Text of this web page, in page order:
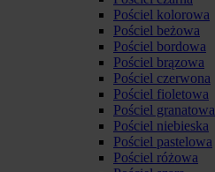
Pościel kolorowa
Pościel beżowa
Pościel bordowa
Pościel brązowa
Pościel czerwona
Pościel fioletowa
Pościel granatowa
Pościel niebieska
Pościel pastelowa
Pościel różowa